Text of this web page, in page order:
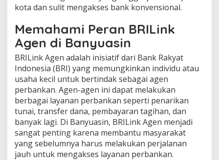
kota dan sulit mengakses bank konvensional.
Memahami Peran BRILink
Agen di Banyuasin
BRILink Agen adalah inisiatif dari Bank Rakyat
Indonesia (BRI) yang memungkinkan individu atau
usaha kecil untuk bertindak sebagai agen
perbankan. Agen-agen ini dapat melakukan
berbagai layanan perbankan seperti penarikan
tunai, transfer dana, pembayaran tagihan, dan
banyak lagi. Di Banyuasin, BRILink Agen menjadi
sangat penting karena membantu masyarakat
yang sebelumnya harus melakukan perjalanan
jauh untuk mengakses layanan perbankan.